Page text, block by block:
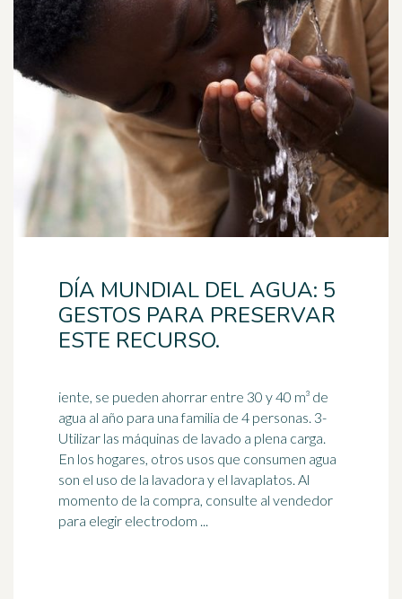
DÍA MUNDIAL DEL AGUA: 5
GESTOS PARA PRESERVAR
ESTE RECURSO.
iente, se pueden ahorrar entre 30 y 40 m³ de
agua al año para una familia de 4 personas. 3-
Utilizar las máquinas de lavado a plena carga.
En los hogares, otros usos que consumen agua
son el uso de la lavadora y el lavaplatos. Al
momento de la compra, consulte al vendedor
para elegir electrodom ...